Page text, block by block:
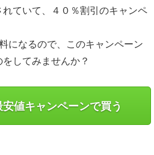
ていて、４０％割引のキャンペ
になるので、このキャンペーン
してみませんか？
値キャンペーンで買う